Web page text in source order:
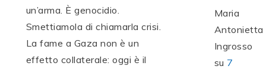
un’arma. È genocidio.
Smettiamola di chiamarla crisi.
La fame a Gaza non è un
effetto collaterale: oggi è il
Maria
Antonietta
Ingrosso
su 7